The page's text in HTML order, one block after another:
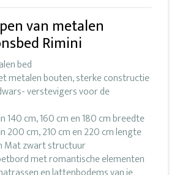
van metalen
Rimini
bed
metalen bouten, sterke constructie
verstevigers voor de
140 cm, 160 cm en 180 cm breedte
200 cm, 210 cm en 220 cm lengte
Mat zwart structuur
met romantische elementen